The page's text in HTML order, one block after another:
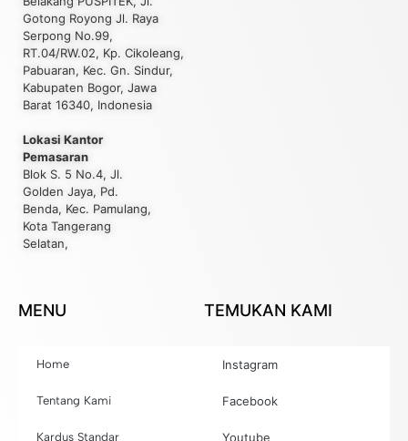
Gotong Royong Jl. Raya
Serpong No.99,
RT.04/RW.02, Kp. Cikoleang,
Pabuaran, Kec. Gn. Sindur,
Kabupaten Bogor, Jawa
Barat 16340, Indonesia
Lokasi Kantor
Pemasaran
Blok S. 5 No.4, Jl.
Golden Jaya, Pd.
Benda, Kec. Pamulang,
Kota Tangerang
Selatan,
MENU
Home
Tentang Kami
Kardus Standar
TEMUKAN KAMI
Instagram
Facebook
Youtube